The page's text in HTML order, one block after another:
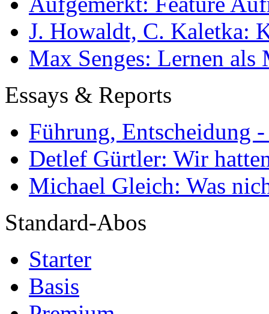
J. Howaldt, C. Kaletka:
Max Senges: Lernen als
Essays & Reports
Führung, Entscheidung
Detlef Gürtler: Wir
Michael Gleich: Was
Standard-Abos
Starter
Basis